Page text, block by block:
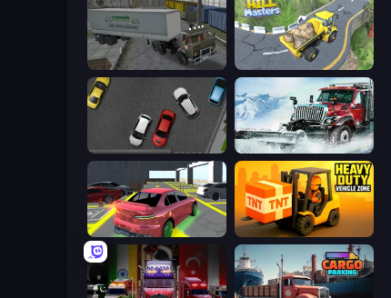
Russian Kamaz Truck Driver Hill Masters
Time to Park Snow Plow Truck
Garage Parking